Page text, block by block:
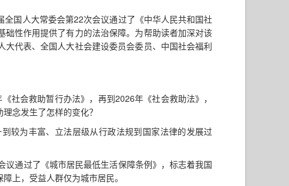
国人大常委会第22次会议通过了《中华人民共和国社
性作用提供了有力的法治保障。为帮助读者加深对该
代表、全国人大社会建设委员会委员、中国社会福利
社会救助暂行办法》，再到2026年《社会救助法》，
念发生了怎样的变化？
较为丰富、立法层级从行政法规到国家法律的发展过
通过了《城市居民最低生活保障条例》，标志着我国
上，受益人群仅为城市居民。